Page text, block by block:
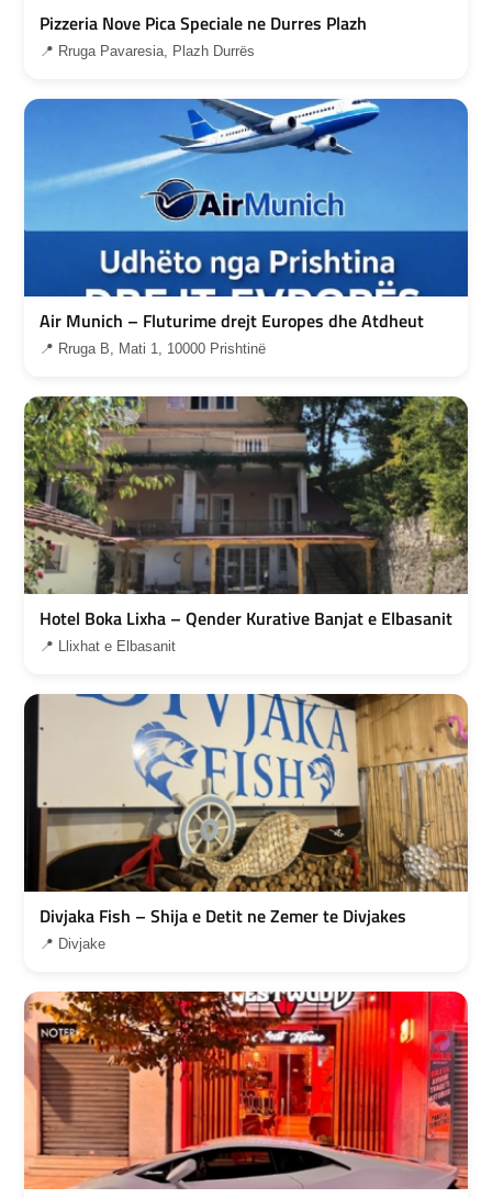
Pizzeria Nove Pica Speciale ne Durres Plazh
📍 Rruga Pavaresia, Plazh Durrës
Air Munich – Fluturime drejt Europes dhe Atdheut
📍 Rruga B, Mati 1, 10000 Prishtinë
Hotel Boka Lixha – Qender Kurative Banjat e Elbasanit
📍 Llixhat e Elbasanit
Divjaka Fish – Shija e Detit ne Zemer te Divjakes
📍 Divjake